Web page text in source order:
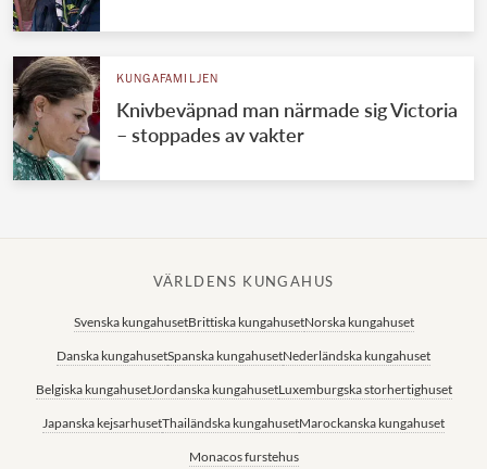
KUNGAFAMILJEN
Knivbeväpnad man närmade sig Victoria
– stoppades av vakter
VÄRLDENS KUNGAHUS
Svenska kungahusetBrittiska kungahusetNorska kungahuset
Danska kungahusetSpanska kungahusetNederländska kungahuset
Belgiska kungahusetJordanska kungahusetLuxemburgska storhertighuset
Japanska kejsarhusetThailändska kungahusetMarockanska kungahuset
Monacos furstehus